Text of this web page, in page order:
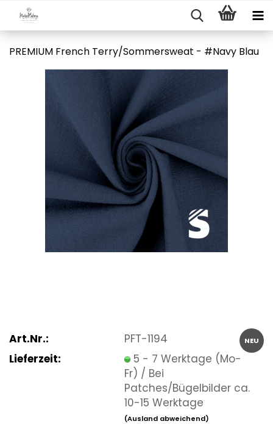
PREMIUM French Terry/Sommersweat - #Navy Blau
NEU
Art.Nr.:
PFT-1194
Lieferzeit:
5 - 7 Werktage (Mo-
Fr) / Bei
Patches/Bügelbilder ca.
10-15 Werktage
(Ausland abweichend)